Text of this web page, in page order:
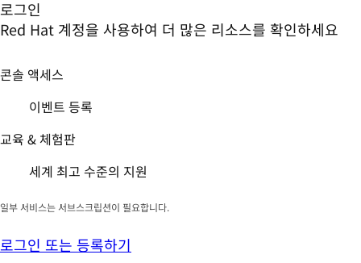
로그인
Red Hat 계정을 사용하여 더 많은 리소스를 확인하세요
콘솔 액세스
이벤트 등록
교육 & 체험판
세계 최고 수준의 지원
일부 서비스는 서브스크립션이 필요합니다.
로그인 또는 등록하기